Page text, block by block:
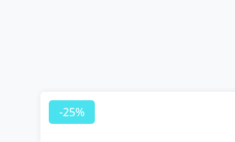
-25%